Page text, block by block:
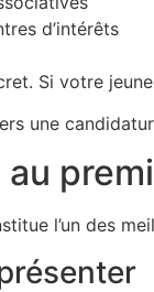
d’intérêts
Si votre
une
l’un des